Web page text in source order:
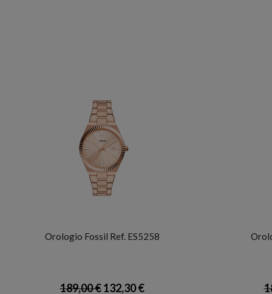
Orologio Fossil Ref. ES5258
189,00 €132,30 €